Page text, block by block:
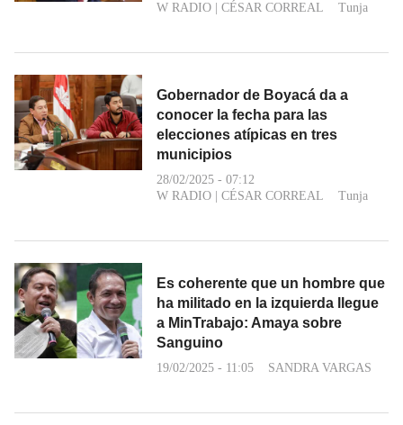
W RADIO | CÉSAR CORREAL Tunja
Gobernador de Boyacá da a
conocer la fecha para las
elecciones atípicas en tres
municipios
28/02/2025 - 07:12
W RADIO | CÉSAR CORREAL Tunja
Es coherente que un hombre que
ha militado en la izquierda llegue
a MinTrabajo: Amaya sobre
Sanguino
19/02/2025 - 11:05 SANDRA VARGAS